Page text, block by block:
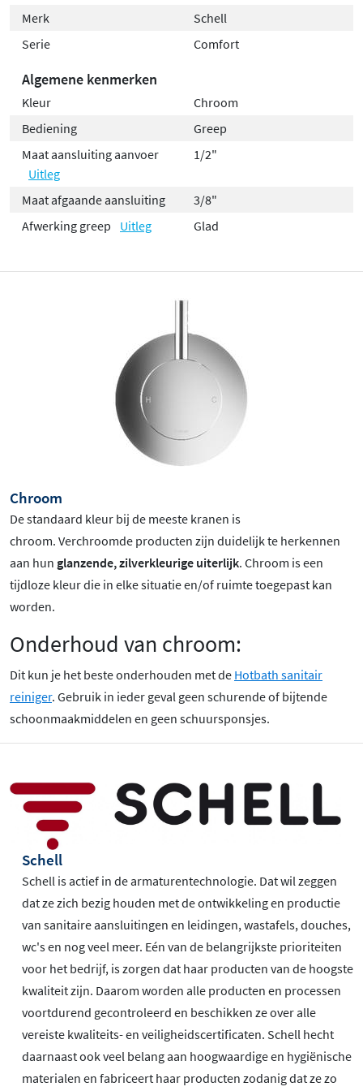
Merk
Schell
Serie
Comfort
Algemene kenmerken
Kleur
Chroom
Bediening
Greep
Maat aansluiting aanvoer
Uitleg
1/2"
Maat afgaande aansluiting
3/8"
Afwerking greep
Uitleg Glad
Chroom
De standaard kleur bij de meeste kranen is
chroom. Verchroomde producten zijn duidelijk te herkennen
aan hun glanzende, zilverkleurige uiterlijk. Chroom is een
tijdloze kleur die in elke situatie en/of ruimte toegepast kan
worden.
Onderhoud van chroom:
Dit kun je het beste onderhouden met de Hotbath sanitair
reiniger. Gebruik in ieder geval geen schurende of bijtende
schoonmaakmiddelen en geen schuursponsjes.
Schell
Schell is actief in de armaturentechnologie. Dat wil zeggen
dat ze zich bezig houden met de ontwikkeling en productie
van sanitaire aansluitingen en leidingen, wastafels, douches,
wc's en nog veel meer. Eén van de belangrijkste prioriteiten
voor het bedrijf, is zorgen dat haar producten van de hoogste
kwaliteit zijn. Daarom worden alle producten en processen
voortdurend gecontroleerd en beschikken ze over alle
vereiste kwaliteits- en veiligheidscertificaten. Schell hecht
daarnaast ook veel belang aan hoogwaardige en hygiënische
materialen en fabriceert haar producten zodanig dat ze zo